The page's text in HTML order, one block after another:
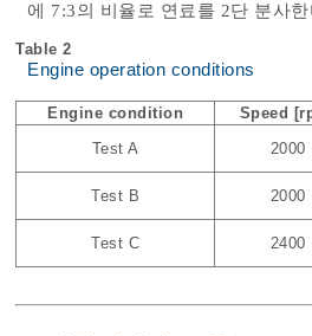
에 7:3의 비율로 연료를 2단 분사
Table 2
Engine operation conditions
Engine condition Speed
Test A
2000
Test B 2000
Test C 2400